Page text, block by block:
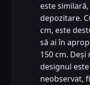
este
depozitare.
cm, este
să ai în
150 cm.
designul
neobservat,